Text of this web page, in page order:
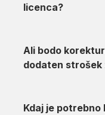
licenca?
Ali bodo korekturni faktorji predstavljali
Kdaj je potrebno korekturne faktorje